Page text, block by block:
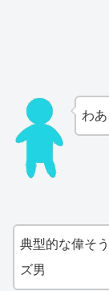
わ
典型的な偉そ
ズ男